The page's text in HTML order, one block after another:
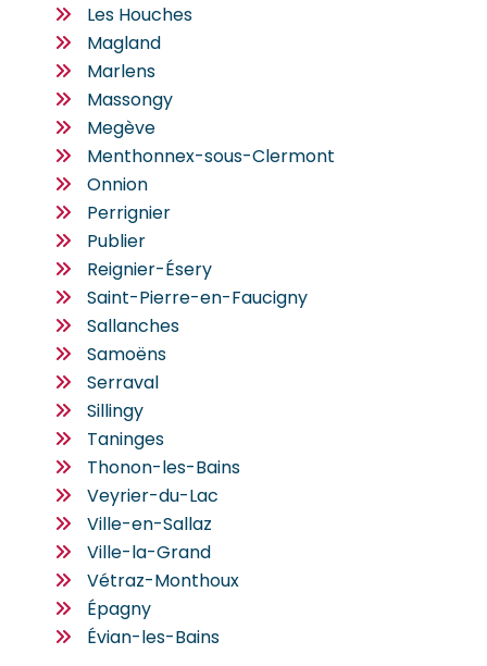
Les Houches
Magland
Marlens
Massongy
Megève
Menthonnex-sous-Clermont
Onnion
Perrignier
Publier
Reignier-Ésery
Saint-Pierre-en-Faucigny
Sallanches
Samoëns
Serraval
Sillingy
Taninges
Thonon-les-Bains
Veyrier-du-Lac
Ville-en-Sallaz
Ville-la-Grand
Vétraz-Monthoux
Épagny
Évian-les-Bains